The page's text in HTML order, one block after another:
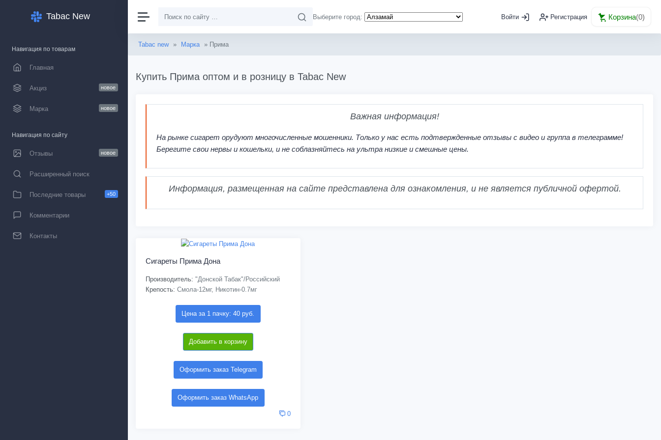
Tabac New
Навигация по товарам
Главная
Акциз новое
Марка новое
Навигация по сайту
Отзывы новое
Расширенный поиск
Последние товары +50
Комментарии
Контакты
Выберите город: Войти Регистрация Корзина(0)
Tabac new » Марка » Прима
Купить Прима оптом и в розницу в Tabac New
Важная информация!
На рынке сигарет орудуют многочисленные мошенники. Только у нас есть подтвержденные отзывы с видео и группа в телеграмме!
Берегите свои нервы и кошельки, и не соблазняйтесь на ультра низкие и смешные цены.
Информация, размещенная на сайте представлена для ознакомления, и не является публичной офертой.
Сигареты Прима Дона
Производитель: "Донской Табак"/Российский
Крепость: Смола-12мг, Никотин-0.7мг
Цена за 1 пачку: 40 руб.
Добавить в корзину
Оформить заказ Telegram
Оформить заказ WhatsApp
0